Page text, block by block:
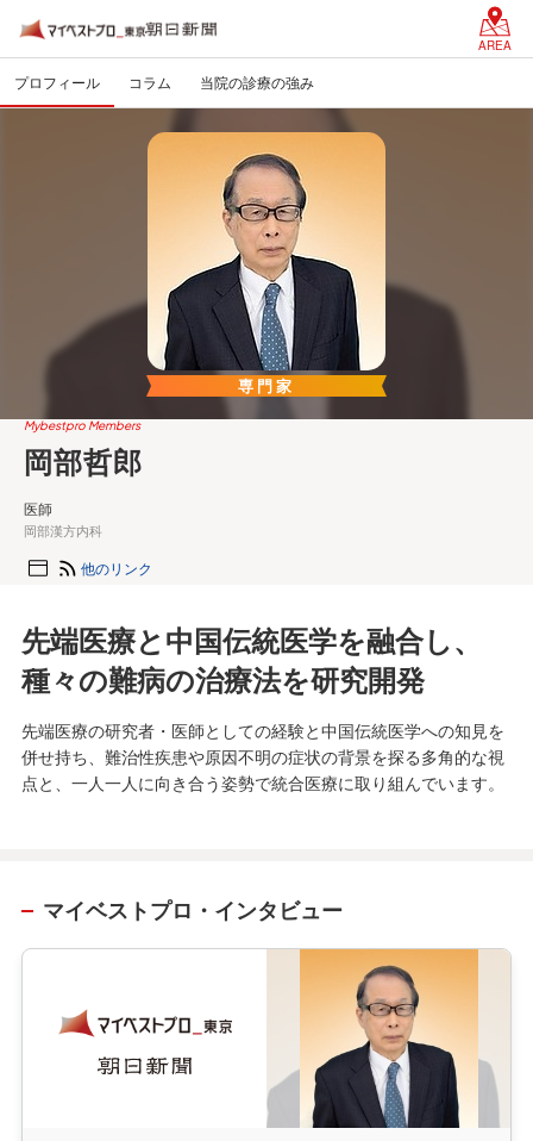
AREA
プロフィール コラム 当院の診療の強み
専門家
Mybestpro Members
岡部哲郎
医師
岡部漢方内科
他のリンク
先端医療と中国伝統医学を融合し、
種々の難病の治療法を研究開発
先端医療の研究者・医師としての経験と中国伝統医学への知見を
併せ持ち、難治性疾患や原因不明の症状の背景を探る多角的な視
点と、一人一人に向き合う姿勢で統合医療に取り組んでいます。
マイベストプロ・インタビュー